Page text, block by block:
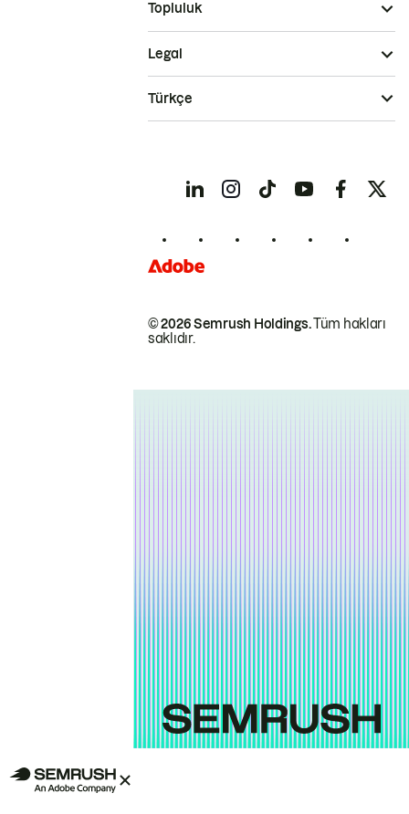
Topluluk
© 2026 Semrush Holdings.Tüm hakları
saklıdır.
Legal
Türkçe